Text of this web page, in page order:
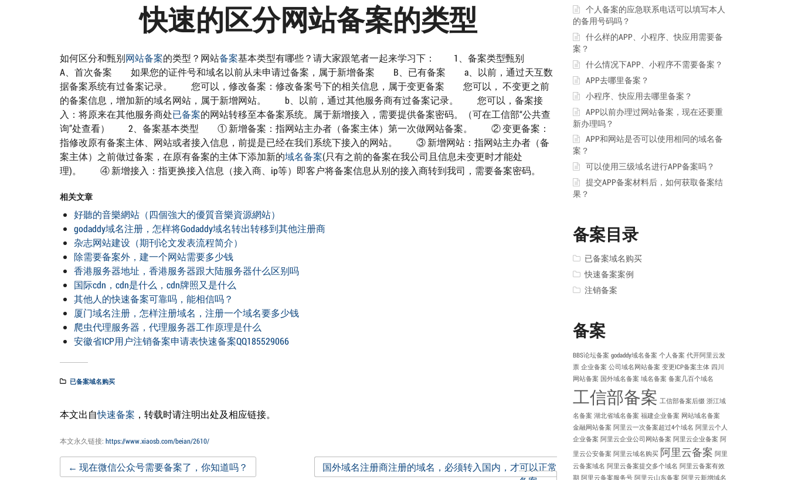
快速的区分网站备案的类型
如何区分和甄别网站备案的类型？网站备案基本类型有哪些？请大家跟笔者一起来学习下： 1、备案类型甄别
A、首次备案 如果您的证件号和域名以前从未申请过备案，属于新增备案 B、已有备案 a、以前，通过天互数
据备案系统有过备案记录。 您可以，修改备案：修改备案号下的相关信息，属于变更备案 您可以， 不变更之前
的备案信息，增加新的域名网站，属于新增网站。 b、以前，通过其他服务商有过备案记录。 您可以，备案接
入：将原来在其他服务商处已备案的网站转移至本备案系统。属于新增接入，需要提供备案密码。（可在工信部“公共查
询”处查看） 2、备案基本类型 ① 新增备案：指网站主办者（备案主体）第一次做网站备案。 ② 变更备案：
指修改原有备案主体、网站或者接入信息，前提是已经在我们系统下接入的网站。 ③ 新增网站：指网站主办者（备
案主体）之前做过备案，在原有备案的主体下添加新的域名备案(只有之前的备案在我公司且信息未变更时才能处
理)。 ④ 新增接入：指更换接入信息（接入商、ip等）即客户将备案信息从别的接入商转到我司，需要备案密码。
相关文章
好聽的音樂網站（四個強大的優質音樂資源網站）
godaddy域名注册，怎样将Godaddy域名转出转移到其他注册商
杂志网站建设（期刊论文发表流程简介）
除需要备案外，建一个网站需要多少钱
香港服务器地址，香港服务器跟大陆服务器什么区别吗
国际cdn，cdn是什么，cdn牌照又是什么
其他人的快速备案可靠吗，能相信吗？
厦门域名注册，怎样注册域名，注册一个域名要多少钱
爬虫代理服务器，代理服务器工作原理是什么
安徽省ICP用户注销备案申请表快速备案QQ185529066
已备案域名购买
本文出自快速备案 ，转载时请注明出处及相应链接。
本文永久链接: https://www.xiaosb.com/beian/2610/
← 现在微信公众号需要备案了，你知道吗？
国外域名注册商注册的域名，必须转入国内，才可以正常
个人备案的应急联系电话可以填写本人
的备用号码吗？
什么样的APP、小程序、快应用需要备
案？
什么情况下APP、小程序不需要备案？
APP去哪里备案？
小程序、快应用去哪里备案？
APP以前办理过网站备案，现在还要重
新办理吗？
APP和网站是否可以使用相同的域名备
案？
可以使用三级域名进行APP备案吗？
提交APP备案材料后，如何获取备案结
果？
备案目录
已备案域名购买
快速备案案例
注销备案
备案
BBS论坛备案 godaddy域名备案 个人备案 代开阿里云发
票 企业备案 公司域名网站备案 变更ICP备案主体 四川
网站备案 国外域名备案 域名备案 备案几百个域名
工信部备案 工信部备案后缀 浙江域
名备案 湖北省域名备案 福建企业备案 网站域名备案
金融网站备案 阿里云一次备案超过4个域名 阿里云个人
企业备案 阿里云企业公司网站备案 阿里云企业备案 阿
里云公安备案 阿里云域名购买 阿里云备案 阿里
云备案域名 阿里云备案提交多个域名 阿里云备案有效
期 阿里云备案服务号 阿里云山东备案 阿里云新增域名